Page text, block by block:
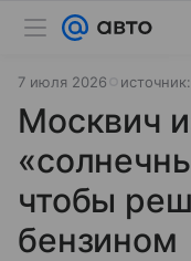
7 июля 2026 источник:
Москвич
чтобы
бензином